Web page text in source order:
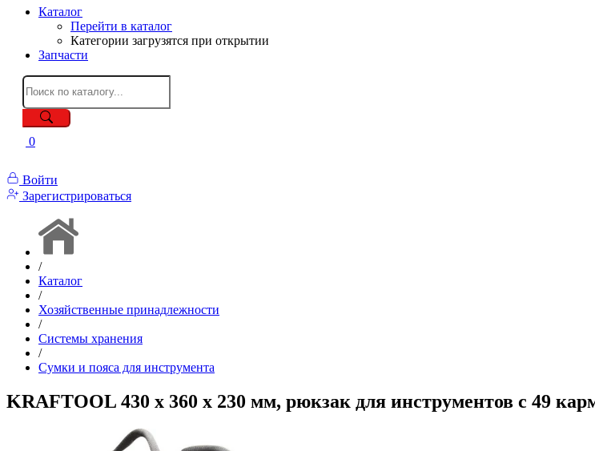
Каталог
Перейти в каталог
Категории загрузятся при открытии
Запчасти
0
Войти
Зарегистрироваться
/
Каталог
/
Хозяйственные принадлежности
/
Системы хранения
/
Сумки и пояса для инструмента
KRAFTOOL 430 х 360 х 230 мм, рюкзак для инструментов с 49